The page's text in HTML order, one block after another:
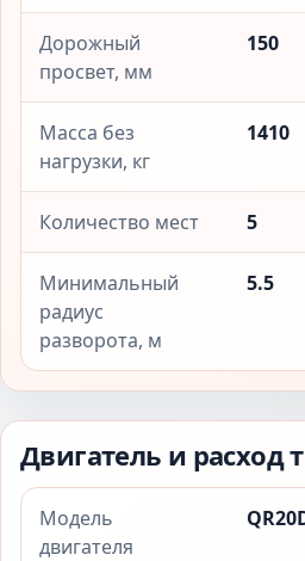
Дорожный
просвет, мм
150
Масса без
нагрузки, кг
1410
Количество мест 5
Минимальный
радиус
разворота, м
5.5
Двигатель и расход
Модель
двигателя